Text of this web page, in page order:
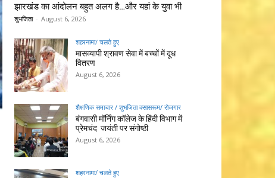
झारखंड का आंदोलन बहुत अलग है…और यहां के युवा भी
शुभजिता - August 6, 2026
शहरनामा/ चलते हुए
मासव्यापी श्रावण सेवा में बच्चों में दूध
वितरण
August 6, 2026
शैक्षणिक समाचार / शुभजिता क्सासरूम/ रोजगार
बंगवासी मॉर्निंग कॉलेज के हिंदी विभाग में
प्रेमचंद जयंती पर संगोष्ठी
August 6, 2026
शहरनामा/ चलते हुए